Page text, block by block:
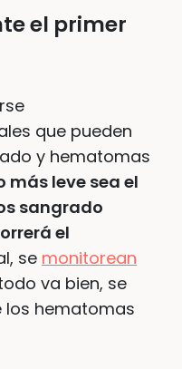
el primer
que pueden
y hematomas
más leve sea el
sangrado
el
se monitorean
va bien, se
los hematomas